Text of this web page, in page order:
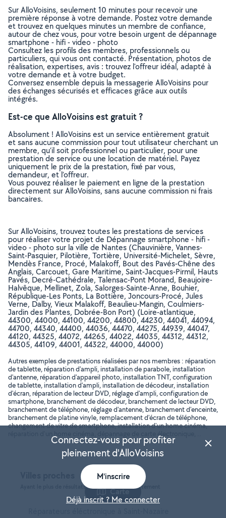
Sur AlloVoisins, seulement 10 minutes pour recevoir une
première réponse à votre demande. Postez votre demande
et trouvez en quelques minutes un membre de confiance,
autour de chez vous, pour votre besoin urgent de dépannage
smartphone - hifi - video - photo
Consultez les profils des membres, professionnels ou
particuliers, qui vous ont contacté. Présentation, photos de
réalisation, expertises, avis : trouvez l'offreur idéal, adapté à
votre demande et à votre budget.
Conversez ensemble depuis la messagerie AlloVoisins pour
des échanges sécurisés et efficaces grâce aux outils
intégrés.
Est-ce que AlloVoisins est gratuit ?
Absolument ! AlloVoisins est un service entièrement gratuit
et sans aucune commission pour tout utilisateur cherchant un
membre, qu’il soit professionnel ou particulier, pour une
prestation de service ou une location de matériel. Payez
uniquement le prix de la prestation, fixé par vous,
demandeur, et l’offreur.
Vous pouvez réaliser le paiement en ligne de la prestation
directement sur AlloVoisins, sans aucune commission ni frais
bancaires.
Sur AlloVoisins, trouvez toutes les prestations de services
pour réaliser votre projet de Dépannage smartphone - hifi -
video - photo sur la ville de Nantes (Chauvinière, Vannes-
Saint-Pasquier, Pilotière, Tortière, Université-Michelet, Sèvre,
Mendès France, Procé, Malakoff, Bout des Pavés-Chêne des
Anglais, Carcouet, Gare Maritime, Saint-Jacques-Pirmil, Hauts
Pavés, Decré-Cathédrale, Talensac-Pont Morand, Beaujoire-
Halvêque, Mellinet, Zola, Salorges-Sainte-Anne, Bouhier,
République-Les Ponts, La Bottière, Joncours-Procé, Jules
Verne, Dalby, Vieux Malakoff, Beaulieu-Mangin, Coulmiers-
Jardin des Plantes, Dobrée-Bon Port) (Loire-atlantique,
44300, 44000, 44100, 44200, 44800, 44230, 44041, 44094,
44700, 44340, 44400, 44036, 44470, 44275, 44939, 44047,
44120, 44325, 44072, 44265, 44022, 44035, 44312, 44312,
44305, 44109, 44001, 44322, 44000, 44000)
Autres exemples de prestations réalisées par nos membres : réparation
de tablette, réparation d'ampli, installation de parabole, installation
d'antenne, réparation d'appareil photo, installation TNT, configuration
de tablette, installation d'ampli, installation de décodeur, installation
d'écran, réparation de lecteur DVD, réglage d'ampli, configuration de
smartphone, branchement de décodeur, branchement de lecteur DVD,
branchement de téléphone, réglage d'antenne, branchement d'enceinte,
branchement de platine vinyle, remplacement d'écran de téléphone,
changement de vitre de smartphone, installation d'un home cinéma,
réparation d'un home cinéma, dépannage de carte électronique, ..
Ayant le plus de résultats, dans le même département
Carte
Connectez-vous pour profiter
pleinement d'AlloVoisins
M'inscrire
Déjà inscrit ? Me connecter